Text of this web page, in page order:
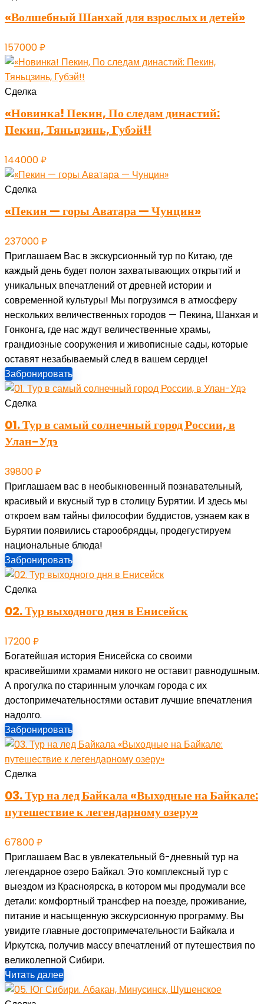
«Волшебный Шанхай для взрослых и детей»
157000₽
Сделка
«Новинка! Пекин, По следам династий:
Пекин, Тяньцзинь, Губэй!!
144000₽
Сделка
«Пекин — горы Аватара — Чунцин»
237000₽
Приглашаем Вас в экскурсионный тур по Китаю, где
каждый день будет полон захватывающих открытий и
уникальных впечатлений от древней истории и
современной культуры! Мы погрузимся в атмосферу
нескольких величественных городов — Пекина, Шанхая и
Гонконга, где нас ждут величественные храмы,
грандиозные сооружения и живописные сады, которые
оставят незабываемый след в вашем сердце!
Забронировать
Сделка
01. Тур в самый солнечный город России, в
Улан-Удэ
39800₽
Приглашаем вас в необыкновенный познавательный,
красивый и вкусный тур в столицу Бурятии. И здесь мы
откроем вам тайны философии буддистов, узнаем как в
Бурятии появились старообрядцы, продегустируем
национальные блюда!
Забронировать
Сделка
02. Тур выходного дня в Енисейск
17200₽
Богатейшая история Енисейска со своими
красивейшими храмами никого не оставит равнодушным.
А прогулка по старинным улочкам города с их
достопримечательностями оставит лучшие впечатления
надолго.
Забронировать
Сделка
03. Тур на лед Байкала «Выходные на Байкале:
путешествие к легендарному озеру»
67800₽
Приглашаем Вас в увлекательный 6-дневный тур на
легендарное озеро Байкал. Это комплексный тур с
выездом из Красноярска, в котором мы продумали все
детали: комфортный трансфер на поезде, проживание,
питание и насыщенную экскурсионную программу. Вы
увидите главные достопримечательности Байкала и
Иркутска, получив массу впечатлений от путешествия по
великолепной Сибири.
Читать далее